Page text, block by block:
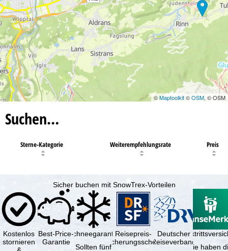
©Maptoolkit©OSM, © OSM
Suchen…
Sterne-Kategorie Weiterempfehlungsrate Preis
Sicher buchen mit SnowTrex-Vorteilen
Kostenlos
stornieren
Best-Price-
Garantie
Schneegarantie
Sollten fünf
Reisepreis-
Sicherungsschein
Deutscher
Reiseverband
Sie haben